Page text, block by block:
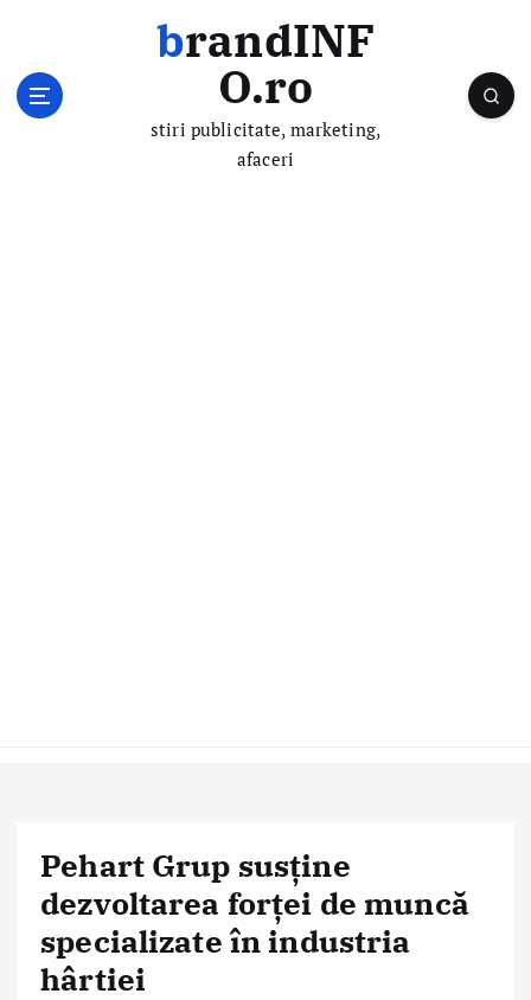
brandINF
O.ro
stiri publicitate, marketing,
afaceri
Pehart Grup susține
dezvoltarea forței de muncă
specializate în industria
hârtiei